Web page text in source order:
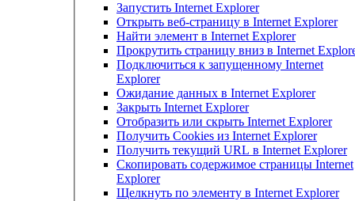
Запустить Internet Explorer
Открыть веб-страницу в Internet Explorer
Найти элемент в Internet Explorer
Прокрутить страницу вниз в Internet
Подключиться к запущенному Internet
Explorer
Ожидание данных в Internet Explorer
Закрыть Internet Explorer
Отобразить или скрыть Internet Explorer
Получить Cookies из Internet Explorer
Получить текущий URL в Internet Explorer
Скопировать содержимое страницы Internet
Explorer
Щелкнуть по элементу в Internet Explorer